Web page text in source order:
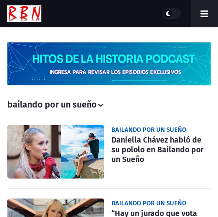
bailando por un sueño
BAILANDO POR UN SUEÑO
Daniella Chávez habló de
su pololo en Bailando por
un Sueño
BAILANDO POR UN SUEÑO
“Hay un jurado que vota